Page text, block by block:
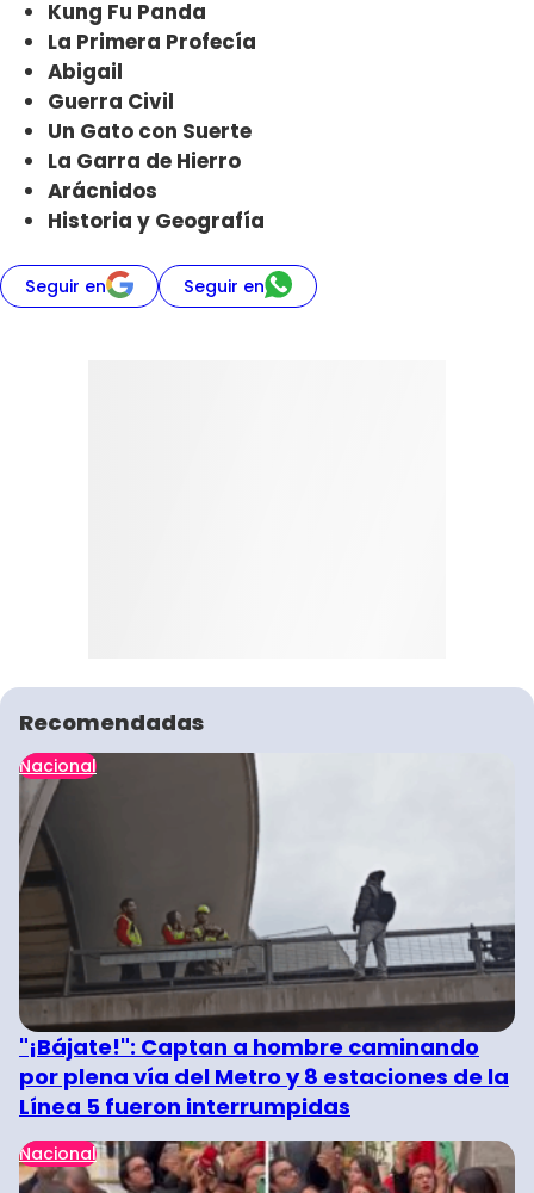
Kung Fu Panda
La Primera Profecía
Abigail
Guerra Civil
Un Gato con Suerte
La Garra de Hierro
Arácnidos
Historia y Geografía
Seguir en Seguir en
Recomendadas
Nacional
"¡Bájate!": Captan a hombre caminando
por plena vía del Metro y 8 estaciones de la
Línea 5 fueron interrumpidas
Nacional